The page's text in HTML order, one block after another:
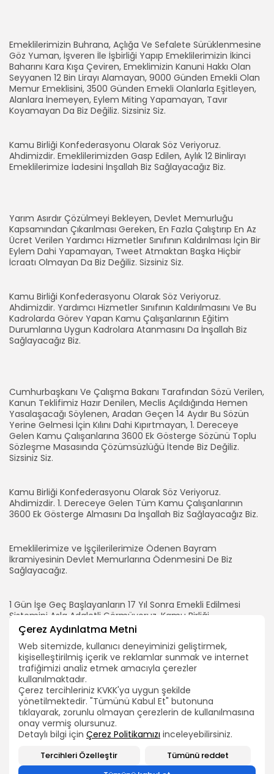
Çerez Aydınlatma Metni
Web sitemizde, kullanıcı deneyiminizi geliştirmek,
kişiselleştirilmiş içerik ve reklamlar sunmak ve internet
trafiğimizi analiz etmek amacıyla çerezler
kullanılmaktadır.
Çerez tercihleriniz KVKK'ya uygun şekilde
yönetilmektedir. "Tümünü Kabul Et" butonuna
tıklayarak, zorunlu olmayan çerezlerin de kullanılmasına
onay vermiş olursunuz.
Detaylı bilgi için Çerez Politikamızı inceleyebilirsiniz.
Tercihleri Özelleştir
Tümünü reddet
2026 Bütün hakları TEÇ-SEN'e aittir.
Emeklilerimizin Buhrana, Açlığa Ve Sefalete Sürüklenmesine
Göz Yuman, İşveren İle İşbirliği Yapıp Emeklilerimizin İkinci
Baharını Kara Kışa Çeviren, Emeklimizin Kanuni Hakkı Olan
Seyyanen 12 Bin Lirayı Alamayan, 9000 Günden Emekli Olan
Memur Emeklisini, 3500 Günden Emekli Olanlarla Eşitleyen,
Alanlara İnemeyen, Eylem Miting Yapamayan, Tavır
Koyamayan Da Biz Değiliz. Sizsiniz Siz.
Kamu Birliği Konfederasyonu Olarak Söz Veriyoruz.
Ahdimizdir. Emeklilerimizden Gasp Edilen, Aylık 12 Binlirayı
Emeklilerimize İadesini İnşallah Biz Sağlayacağız Biz.
Yarım Asırdır Çözülmeyi Bekleyen, Devlet Memurluğu
Kapsamından Çıkarılması Gereken, En Fazla Çalıştırıp En Az
Ücret Verilen Yardımcı Hizmetler Sınıfının Kaldırılması İçin Bir
Eylem Dahi Yapamayan, Tweet Atmaktan Başka Hiçbir
İcraatı Olmayan Da Biz Değiliz. Sizsiniz Siz.
Kamu Birliği Konfederasyonu Olarak Söz Veriyoruz.
Ahdimizdir. Yardımcı Hizmetler Sınıfının Kaldırılmasını Ve Bu
Kadrolarda Görev Yapan Kamu Çalışanlarının Eğitim
Durumlarına Uygun Kadrolara Atanmasını Da İnşallah Biz
Sağlayacağız Biz.
Cumhurbaşkanı Ve Çalışma Bakanı Tarafından Sözü Verilen,
Kanun Teklifimiz Hazır Denilen, Meclis Açıldığında Hemen
Yasalaşacağı Söylenen, Aradan Geçen 14 Aydır Bu Sözün
Yerine Gelmesi İçin Kılını Dahi Kıpırtmayan, 1. Dereceye
Gelen Kamu Çalışanlarına 3600 Ek Gösterge Sözünü Toplu
Sözleşme Masasında Çözümsüzlüğü İtende Biz Değiliz.
Sizsiniz Siz.
Kamu Birliği Konfederasyonu Olarak Söz Veriyoruz.
Ahdimizdir. 1. Dereceye Gelen Tüm Kamu Çalışanlarının
3600 Ek Gösterge Almasını Da İnşallah Biz Sağlayacağız Biz.
Emeklilerimize ve İşçilerilerimize Ödenen Bayram
İkramiyesinin Devlet Memurlarına Ödenmesini De Biz
Sağlayacağız.
1 Gün İşe Geç Başlayanların 17 Yıl Sonra Emekli Edilmesi
Sistemini Asla Adaletli Görmüyoruz. Kamu Birliği
Konfederasyonu Olarak Kademeli Emeklilik Sisteminin
Kurulmasını Da Biz Sağlayacağız.
Eğitim Hazırlık Ödeneğinin Eğitim Çalışanlarının Tamamına
Ödenmesi, Eğitim Çalışanlarınında Sınavlarda Salon Başkanı
Ve Gözcüsü Olmasını Da İnşallah Biz Başaracağız.
Sözlü Sınavın Kaldırılmasını, Memur Öğretmenlerin Sınıflarına
Ve Öğrencilerine Kavuşmasını, Teknik Kadro Meslek
Kanununun Çıkarılmasını, Aşçılarımızın Teknik Kadroya
Geçirilmesini, 10 Yıllık Hizmeti Olan Devlet Memurlarına Yeşil